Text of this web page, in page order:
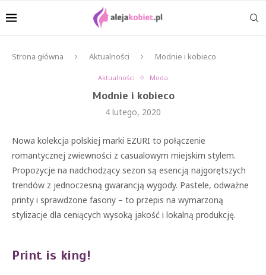
Strona główna Aktualności Modnie i kobieco
Aktualności Moda
Modnie i kobieco
4 lutego, 2020
Nowa kolekcja polskiej marki EZURI to połączenie
romantycznej zwiewności z casualowym miejskim stylem.
Propozycje na nadchodzący sezon są esencją najgorętszych
trendów z jednoczesną gwarancją wygody. Pastele, odważne
printy i sprawdzone fasony – to przepis na wymarzoną
stylizacje dla ceniących wysoką jakość i lokalną produkcję.
Print is king!